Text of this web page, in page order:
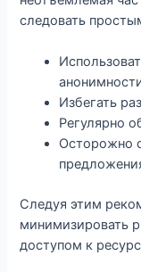
следовать
Избегать
Регулярно
Осторожно
Следуя этим
минимизировать
доступом к